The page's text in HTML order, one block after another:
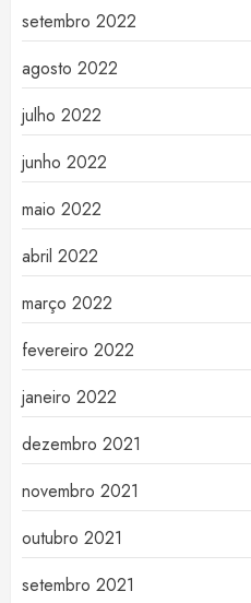
setembro 2022
agosto 2022
julho 2022
junho 2022
maio 2022
abril 2022
março 2022
fevereiro 2022
janeiro 2022
dezembro 2021
novembro 2021
outubro 2021
setembro 2021